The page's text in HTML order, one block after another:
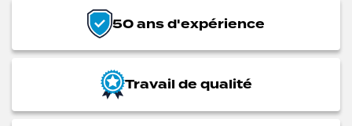
50 ans d'expérience
Travail de qualité